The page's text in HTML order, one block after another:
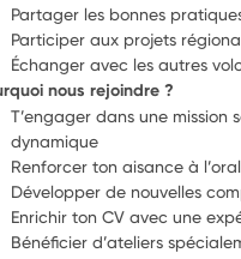
Partager les bonnes
Participer aux projets
Échanger avec les autres
nous rejoindre ?
T’engager dans une mission
dynamique
Renforcer ton aisance à
Développer de nouvelles
Enrichir ton CV avec une
Bénéficier d’ateliers